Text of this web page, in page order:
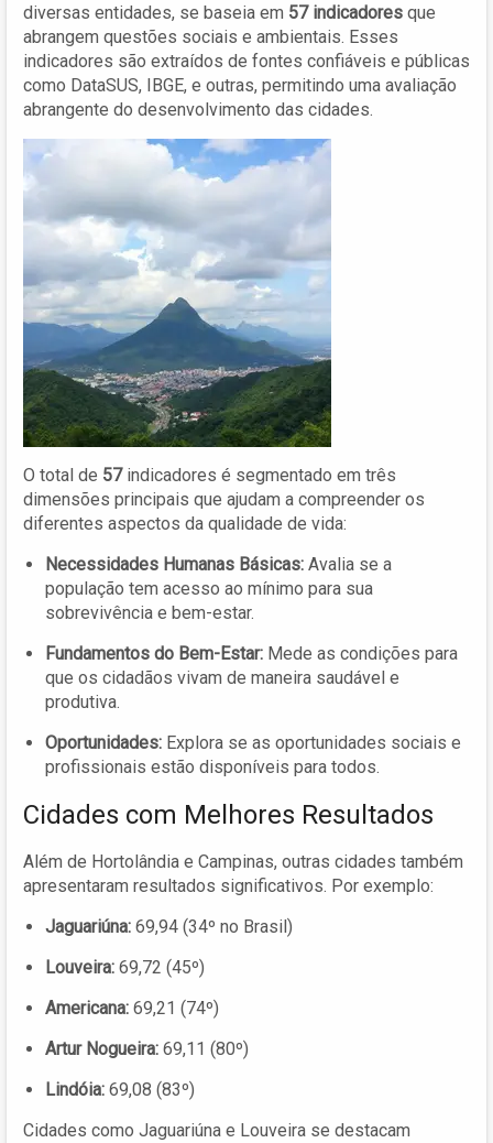
diversas entidades, se baseia em 57 indicadores que
abrangem questões sociais e ambientais. Esses
indicadores são extraídos de fontes confiáveis e públicas
como DataSUS, IBGE, e outras, permitindo uma avaliação
abrangente do desenvolvimento das cidades.
O total de 57indicadores é segmentado em três
dimensões principais que ajudam a compreender os
diferentes aspectos da qualidade de vida:
Necessidades Humanas Básicas: Avalia se a
população tem acesso ao mínimo para sua
sobrevivência e bem-estar.
Fundamentos do Bem-Estar: Mede as condições para
que os cidadãos vivam de maneira saudável e
produtiva.
Oportunidades: Explora se as oportunidades sociais e
profissionais estão disponíveis para todos.
Cidades com Melhores Resultados
Além de Hortolândia e Campinas, outras cidades também
apresentaram resultados significativos. Por exemplo:
Jaguariúna: 69,94 (34º no Brasil)
Louveira: 69,72 (45º)
Americana: 69,21 (74º)
Artur Nogueira: 69,11 (80º)
Lindóia: 69,08 (83º)
Cidades como Jaguariúna e Louveira se destacam